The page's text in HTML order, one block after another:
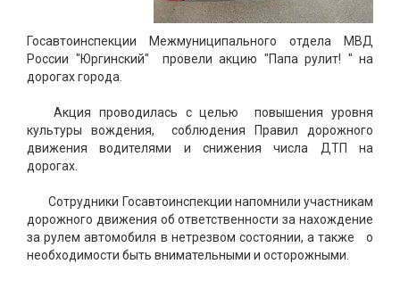
Госавтоинспекции Межмуниципального отдела МВД
России "Юргинский" провели акцию "Папа рулит! " на
дорогах города.
Акция проводилась с целью повышения уровня
культуры вождения, соблюдения Правил дорожного
движения водителями и снижения числа ДТП на
дорогах.
Сотрудники Госавтоинспекции напомнили участникам
дорожного движения об ответственности за нахождение
за рулем автомобиля в нетрезвом состоянии, а также о
необходимости быть внимательными и осторожными.